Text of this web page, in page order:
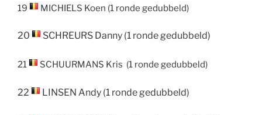
19 MICHIELS Koen (1 ronde gedubbeld)
20 SCHREURS Danny (1 ronde gedubbeld)
21 SCHUURMANS Kris (1 ronde gedubbeld)
22 LINSEN Andy (1 ronde gedubbeld)